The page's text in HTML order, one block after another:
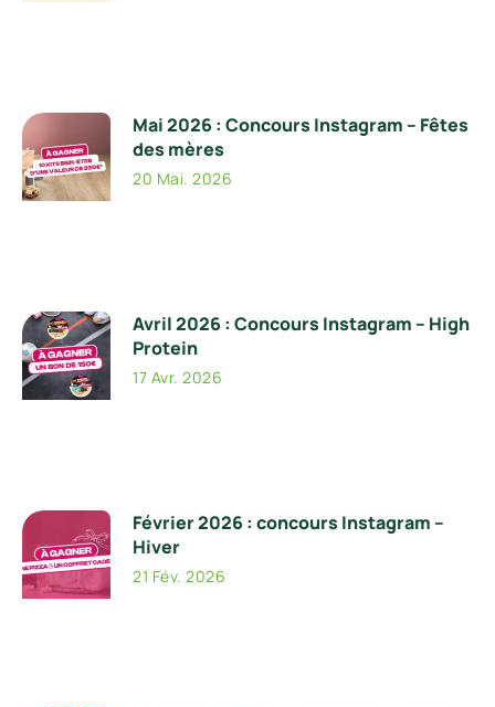
Mai 2026 : Concours Instagram – Fêtes
des mères
20 Mai. 2026
Avril 2026 : Concours Instagram – High
Protein
17 Avr. 2026
Février 2026 : concours Instagram –
Hiver
21 Fév. 2026